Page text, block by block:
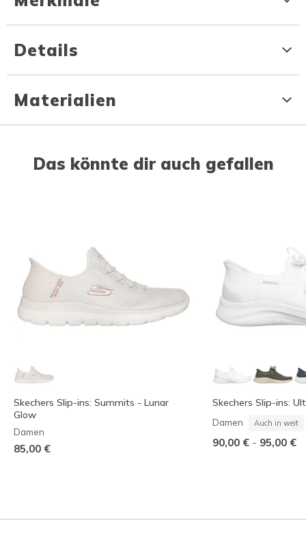
Details
Materialien
Das könnte dir auch gefallen
Skechers Slip-ins: Summits - Lunar
Glow
Damen
85,00 €
Skechers Slip-ins:
Damen Auch in weit
90,00 € - 95,00 €